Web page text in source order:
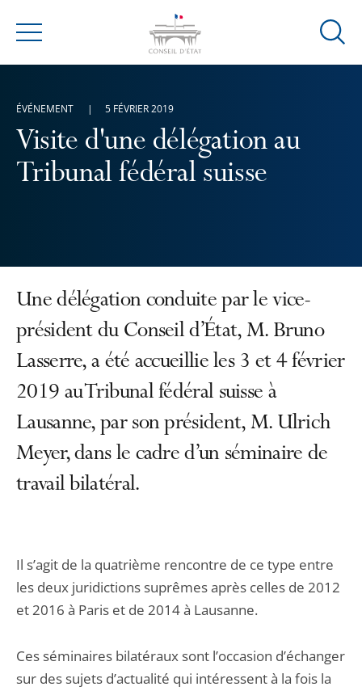
Menu
Ouvrir
Visite d'une délégation au
Tribunal fédéral suisse
ÉVÉNEMENT 5 FÉVRIER 2019
Une délégation conduite par le vice-
président du Conseil d’État, M. Bruno
Lasserre, a été accueillie les 3 et 4 février
2019 au Tribunal fédéral suisse à
Lausanne, par son président, M. Ulrich
Meyer, dans le cadre d’un séminaire de
travail bilatéral.
Il s’agit de la quatrième rencontre de ce type entre
les deux juridictions suprêmes après celles de 2012
et 2016 à Paris et de 2014 à Lausanne.
Ces séminaires bilatéraux sont l’occasion d’échanger
sur des sujets d’actualité qui intéressent à la fois la